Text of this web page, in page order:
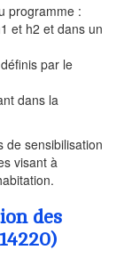
programme :
et h2 et dans un
par le
dans la
de sensibilisation
visant à
des